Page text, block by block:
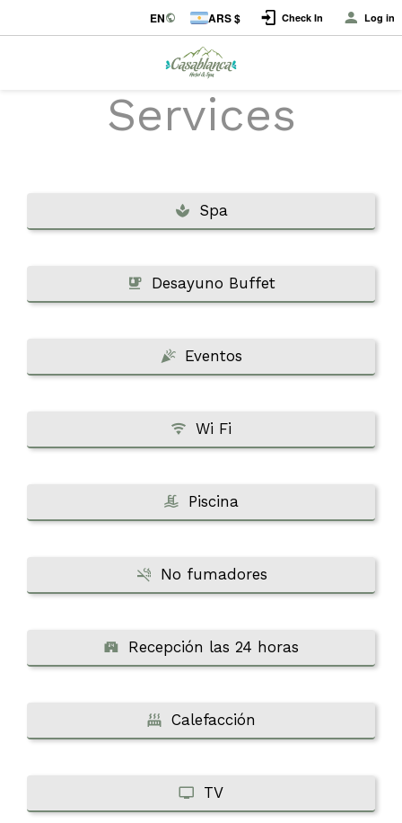
EN ARS $ Check In Log in
Services
Spa
Desayuno Buffet
Eventos
Wi Fi
Piscina
No fumadores
Recepción las 24 horas
Calefacción
TV